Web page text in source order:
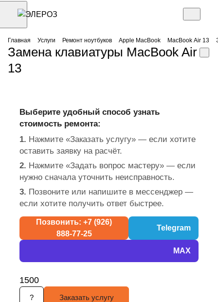
Главная Услуги Ремонт ноутбуков Apple MacBook MacBook Air 13
Замена клавиатуры MacBook Air
13
Выберите удобный способ узнать
стоимость ремонта:
1. Нажмите «Заказать услугу» — если хотите
оставить заявку на расчёт.
2. Нажмите «Задать вопрос мастеру» — если
нужно сначала уточнить неисправность.
3. Позвоните или напишите в мессенджер —
если хотите получить ответ быстрее.
Позвонить: +7 (926)
888-77-25
Telegram
MAX
1500
? Заказать услугу